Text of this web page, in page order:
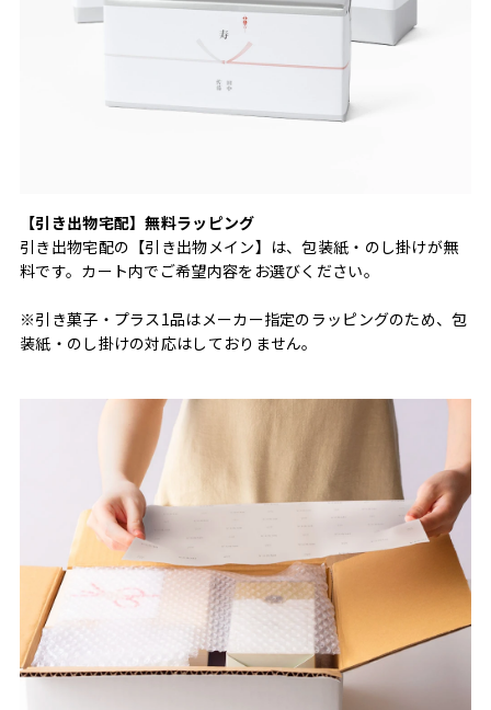
【引き出物宅配】無料ラッピング
引き出物宅配の【引き出物メイン】は、包装紙・のし掛けが無
料です。カート内でご希望内容をお選びください。
※引き菓子・プラス1品はメーカー指定のラッピングのため、包
装紙・のし掛けの対応はしておりません。